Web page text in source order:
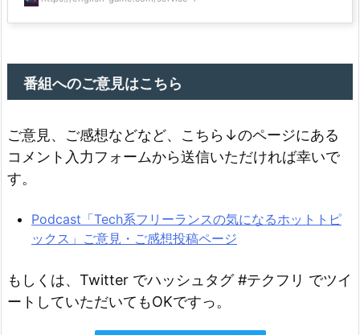
番組へのご意見はこちら
ご意見、ご感想などなど、こちら↓のページにある
コメント入力フォームから送信いただければ幸いで
す。
Podcast「Tech系フリーランスの気になるホットトピ
ックス」ご意見・ご感想投稿ページ
もしくは、Twitter でハッシュタグ #テクフリ でツイ
ートしていただいてもOKですっ。